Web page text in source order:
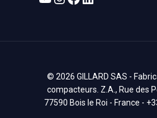
© 2026 GILLARD SAS -
compacteurs. Z.A., Rue des
77590 Bois le Roi - France -